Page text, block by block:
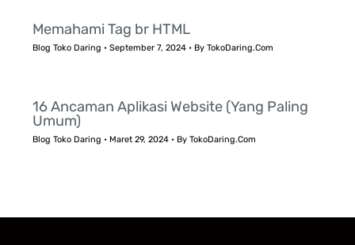
Memahami Tag br HTML
Blog Toko Daring •September 7, 2024 • ByTokoDaring.Com
16 Ancaman Aplikasi Website (Yang Paling
Umum)
Blog Toko Daring • Maret 29, 2024 • ByTokoDaring.Com